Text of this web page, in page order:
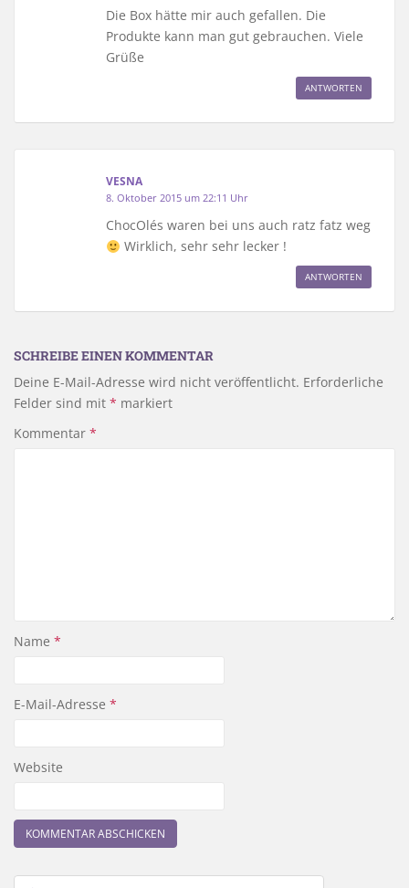
Die Box hätte mir auch gefallen. Die
Produkte kann man gut gebrauchen. Viele
Grüße
ANTWORTEN
VESNA
8. Oktober 2015 um 22:11 Uhr
ChocOlés waren bei uns auch ratz fatz weg
Wirklich, sehr sehr lecker !
ANTWORTEN
SCHREIBE EINEN KOMMENTAR
Deine E-Mail-Adresse wird nicht veröffentlicht. Erforderliche
Felder sind mit * markiert
Kommentar *
Name *
E-Mail-Adresse *
Website